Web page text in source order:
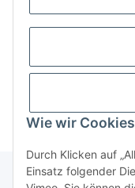
Wie wir
Durch Klicken auf
Einsatz folgender